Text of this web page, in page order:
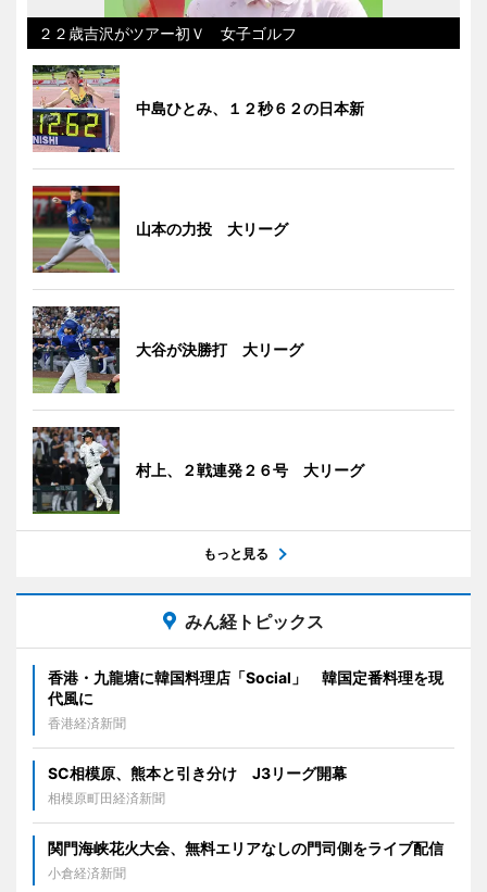
２２歳吉沢がツアー初Ｖ 女子ゴルフ
中島ひとみ、１２秒６２の日本新
山本の力投 大リーグ
大谷が決勝打 大リーグ
村上、２戦連発２６号 大リーグ
もっと見る
みん経トピックス
香港・九龍塘に韓国料理店「Social」 韓国定番料理を現
代風に
香港経済新聞
SC相模原、熊本と引き分け J3リーグ開幕
相模原町田経済新聞
関門海峡花火大会、無料エリアなしの門司側をライブ配信
小倉経済新聞